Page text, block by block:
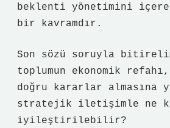
beklenti yönetimini
bir kavramdır.
Son sözü soruyla
toplumun ekonomik
doğru kararlar almasına
stratejik iletişimle ne
iyileştirilebilir?